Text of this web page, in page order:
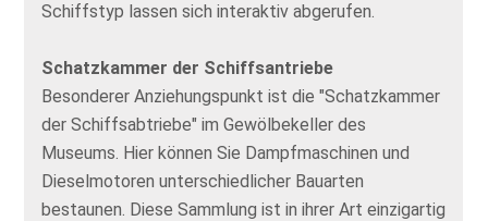
Schiffstyp lassen sich interaktiv abgerufen.
Schatzkammer der Schiffsantriebe
Besonderer Anziehungspunkt ist die "Schatzkammer
der Schiffsabtriebe" im Gewölbekeller des
Museums. Hier können Sie Dampfmaschinen und
Dieselmotoren unterschiedlicher Bauarten
bestaunen. Diese Sammlung ist in ihrer Art einzigartig